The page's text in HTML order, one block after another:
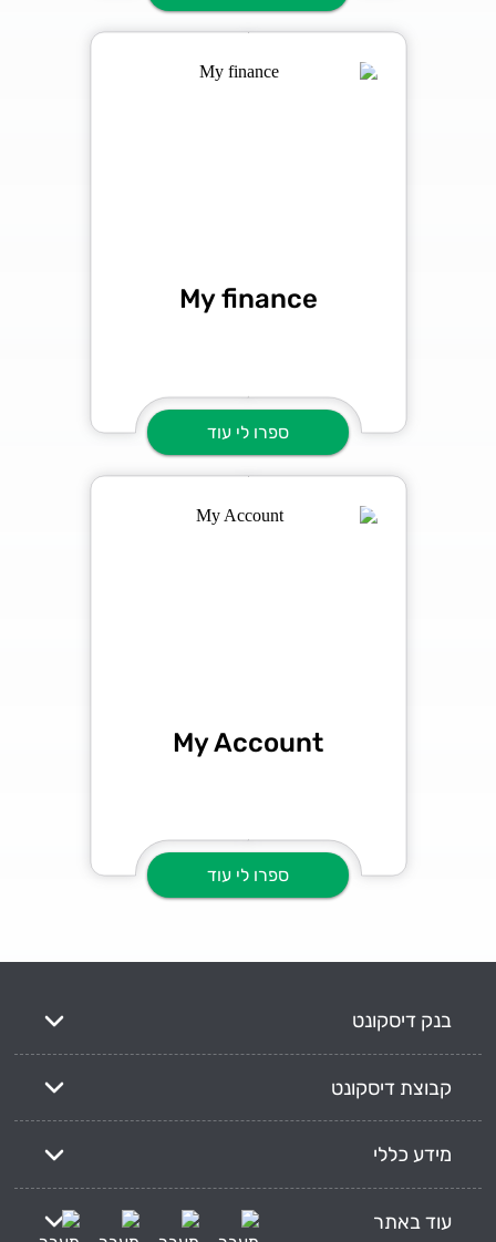
My finance
ספרו לי עוד
My Account
ספרו לי עוד
בנק דיסקונט
קבוצת דיסקונט
מידע כללי
עוד באתר